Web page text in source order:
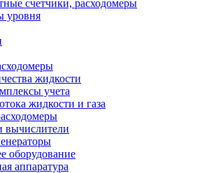
счетчики, расходомеры
уровня
жидкости
учета
жидкости и газа
вычислители
оборудование
аппаратура